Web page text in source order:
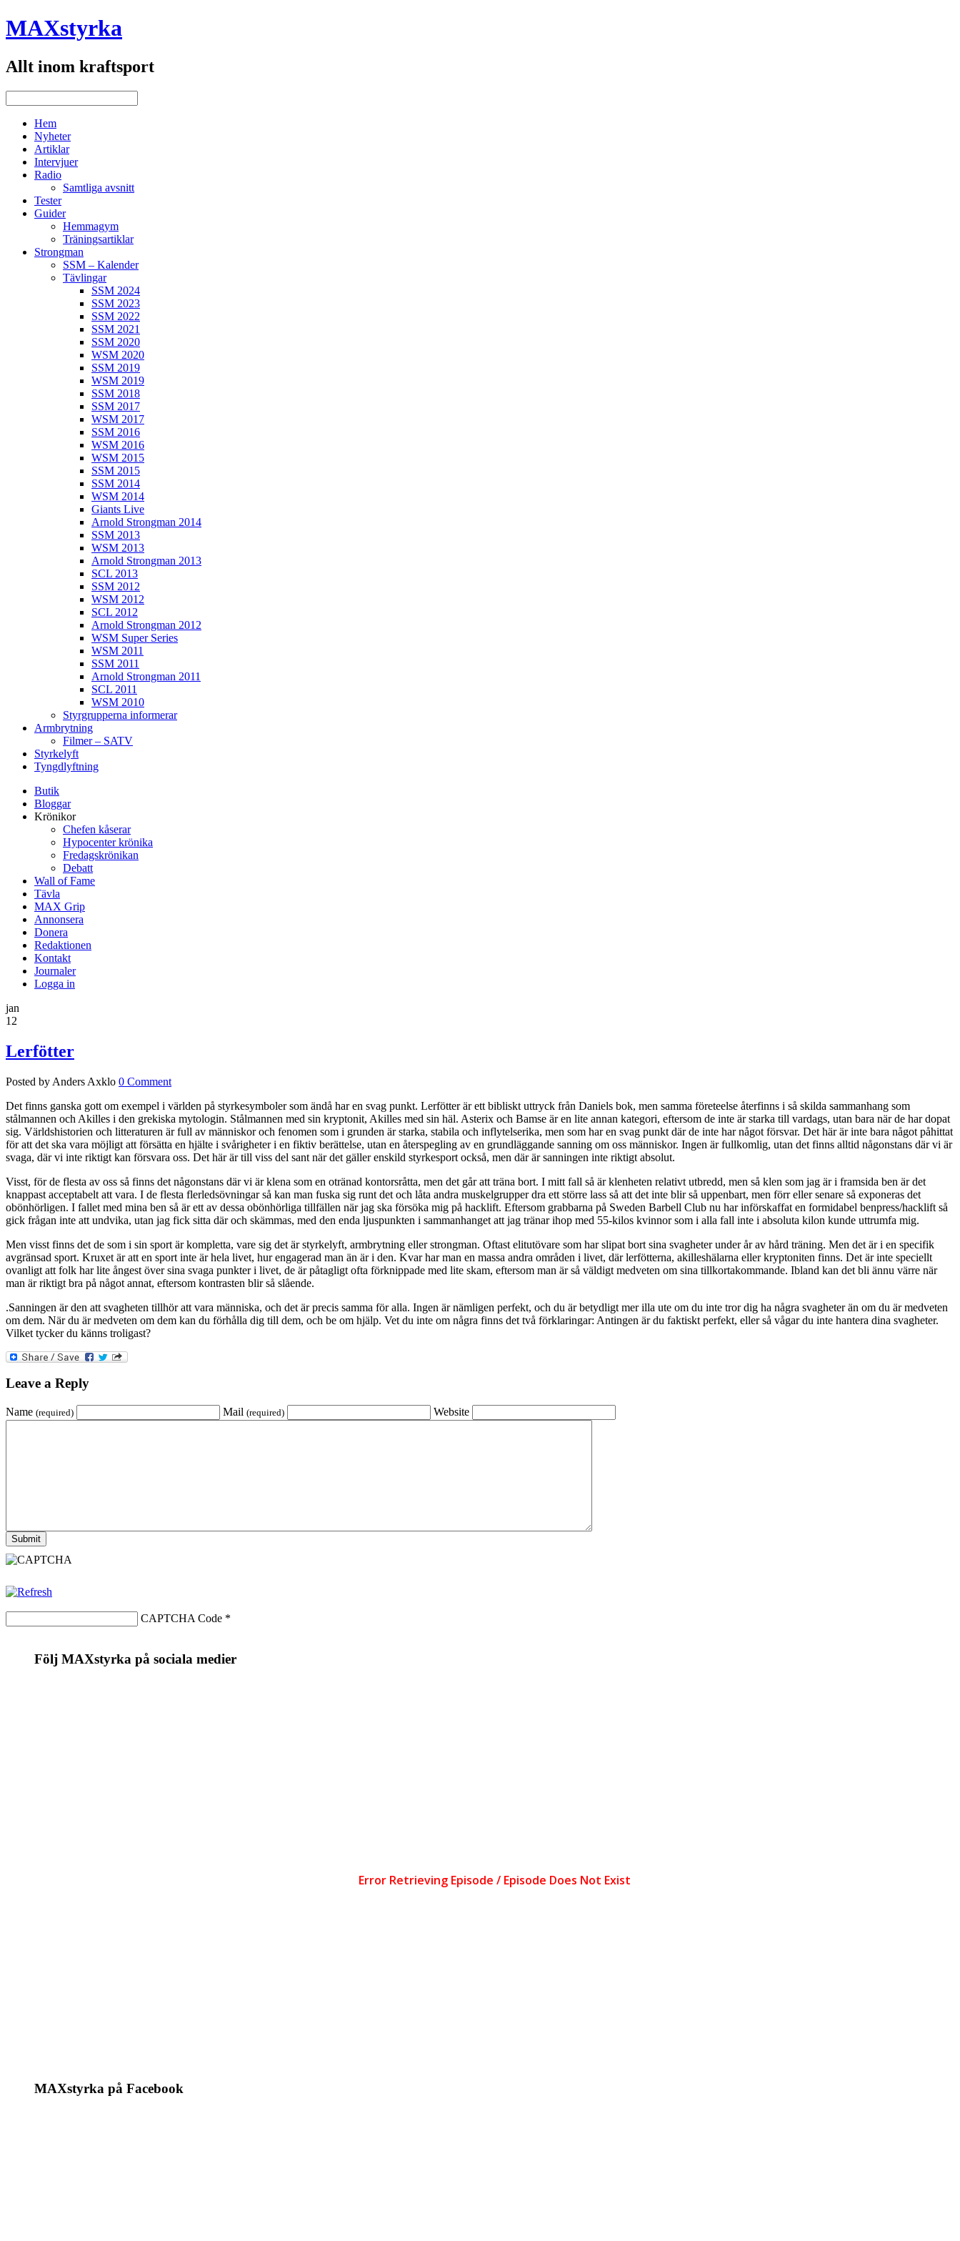
MAXstyrka
Allt inom kraftsport
Hem
Nyheter
Artiklar
Intervjuer
Radio
Samtliga avsnitt
Tester
Guider
Hemmagym
Träningsartiklar
Strongman
SSM – Kalender
Tävlingar
SSM 2024
SSM 2023
SSM 2022
SSM 2021
SSM 2020
WSM 2020
SSM 2019
WSM 2019
SSM 2018
SSM 2017
WSM 2017
SSM 2016
WSM 2016
WSM 2015
SSM 2015
SSM 2014
WSM 2014
Giants Live
Arnold Strongman 2014
SSM 2013
WSM 2013
Arnold Strongman 2013
SCL 2013
SSM 2012
WSM 2012
SCL 2012
Arnold Strongman 2012
WSM Super Series
WSM 2011
SSM 2011
Arnold Strongman 2011
SCL 2011
WSM 2010
Styrgrupperna informerar
Armbrytning
Filmer – SATV
Styrkelyft
Tyngdlyftning
Butik
Bloggar
Krönikor
Chefen kåserar
Hypocenter krönika
Fredagskrönikan
Debatt
Wall of Fame
Tävla
MAX Grip
Annonsera
Donera
Redaktionen
Kontakt
Journaler
Logga in
jan
12
Lerfötter
Posted by Anders Axklo 0 Comment
Det finns ganska gott om exempel i världen på styrkesymboler som ändå har en svag punkt. Lerfötter är ett bibliskt uttryck från Daniels bok, men samma företeelse återfinns i så skilda sammanhang som
stålmannen och Akilles i den grekiska mytologin. Stålmannen med sin kryptonit, Akilles med sin häl. Asterix och Bamse är en lite annan kategori, eftersom de inte är starka till vardags, utan bara när de har dopat
sig. Världshistorien och litteraturen är full av människor och fenomen som i grunden är starka, stabila och inflytelserika, men som har en svag punkt där de inte har något försvar. Det här är inte bara något påhittat
för att det ska vara möjligt att försätta en hjälte i svårigheter i en fiktiv berättelse, utan en återspegling av en grundläggande sanning om oss människor. Ingen är fullkomlig, utan det finns alltid någonstans där vi är
svaga, där vi inte riktigt kan försvara oss. Det här är till viss del sant när det gäller enskild styrkesport också, men där är sanningen inte riktigt absolut.
Visst, för de flesta av oss så finns det någonstans där vi är klena som en otränad kontorsråtta, men det går att träna bort. I mitt fall så är klenheten relativt utbredd, men så klen som jag är i framsida ben är det
knappast acceptabelt att vara. I de flesta flerledsövningar så kan man fuska sig runt det och låta andra muskelgrupper dra ett större lass så att det inte blir så uppenbart, men förr eller senare så exponeras det
obönhörligen. I fallet med mina ben så är ett av dessa obönhörliga tillfällen när jag ska försöka mig på hacklift. Eftersom grabbarna på Sweden Barbell Club nu har införskaffat en formidabel benpress/hacklift så
gick frågan inte att undvika, utan jag fick sitta där och skämmas, med den enda ljuspunkten i sammanhanget att jag tränar ihop med 55-kilos kvinnor som i alla fall inte i absoluta kilon kunde uttrumfa mig.
Men visst finns det de som i sin sport är kompletta, vare sig det är styrkelyft, armbrytning eller strongman. Oftast elitutövare som har slipat bort sina svagheter under år av hård träning. Men det är i en specifik
avgränsad sport. Kruxet är att en sport inte är hela livet, hur engagerad man än är i den. Kvar har man en massa andra områden i livet, där lerfötterna, akilleshälarna eller kryptoniten finns. Det är inte speciellt
ovanligt att folk har lite ångest över sina svaga punkter i livet, de är påtagligt ofta förknippade med lite skam, eftersom man är så väldigt medveten om sina tillkortakommande. Ibland kan det bli ännu värre när
man är riktigt bra på något annat, eftersom kontrasten blir så slående.
.Sanningen är den att svagheten tillhör att vara människa, och det är precis samma för alla. Ingen är nämligen perfekt, och du är betydligt mer illa ute om du inte tror dig ha några svagheter än om du är medveten
om dem. När du är medveten om dem kan du förhålla dig till dem, och be om hjälp. Vet du inte om några finns det två förklaringar: Antingen är du faktiskt perfekt, eller så vågar du inte hantera dina svagheter.
Vilket tycker du känns troligast?
Leave a Reply
Name (required) Mail (required) Website
CAPTCHA Code *
Följ MAXstyrka på sociala medier
MAXstyrka på Facebook